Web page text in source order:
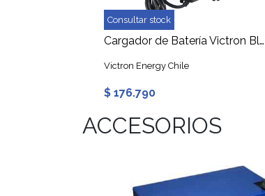
Consultar stock
Cargador de Batería Victron Blue Smart IP22 Charger 12/15 (3) 230V Bluetooth
Victron Energy Chile
$ 176.790
ACCESORIOS